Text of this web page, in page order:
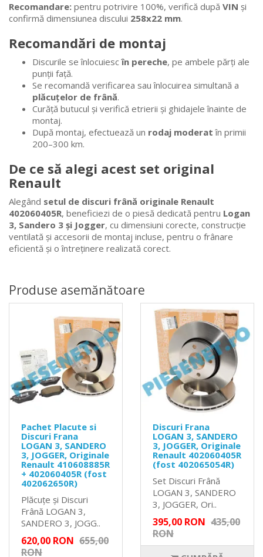
Recomandare: pentru potrivire 100%, verifică după VIN și
confirmă dimensiunea discului 258x22 mm.
Recomandări de montaj
Discurile se înlocuiescîn pereche, pe ambele părți ale
punții față.
Se recomandă verificarea sau înlocuirea simultană a
plăcuțelor de frână.
Curăță butucul și verifică etrierii și ghidajele înainte de
montaj.
După montaj, efectuează un rodaj moderat în primii
200–300 km.
De ce să alegi acest set original
Renault
Alegând setul de discuri frână originale Renault
402060405R, beneficiezi de o piesă dedicată pentru Logan
3, Sandero 3 și Jogger, cu dimensiuni corecte, construcție
ventilată și accesorii de montaj incluse, pentru o frânare
eficientă și o întreținere realizată corect.
Produse asemănătoare
Pachet Placute si
Discuri Frana
LOGAN 3, SANDERO
3, JOGGER, Originale
Renault 410608885R
+ 402060405R (fost
402062650R)
Plăcuțe și Discuri
Frână LOGAN 3,
SANDERO 3, JOGG..
620,00 RON 655,00
RON
Discuri Frana
LOGAN 3, SANDERO
3, JOGGER, Originale
Renault 402060405R
(fost 402065054R)
Set Discuri Frână
LOGAN 3, SANDERO
3, JOGGER, Ori..
395,00 RON 435,00
RON